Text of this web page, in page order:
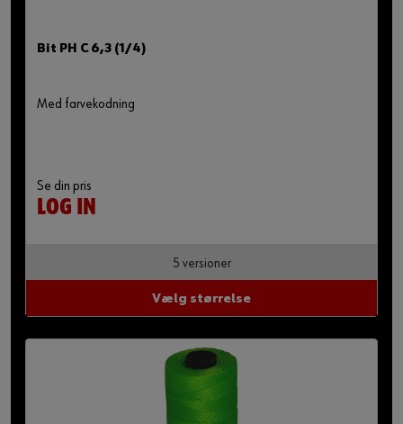
Bit PH C 6,3 (1/4)
Med farvekodning
Se din pris
LOG IN
5 versioner
Vælg størrelse